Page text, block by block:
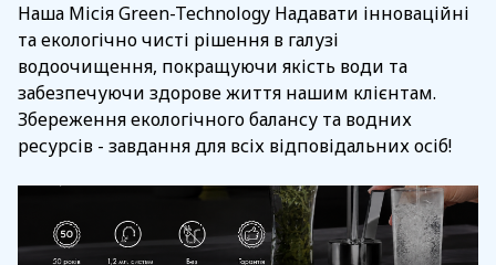
Наша Місія Green-Technology Надавати інноваційні
та екологічно чисті рішення в галузі
водоочищення, покращуючи якість води та
забезпечуючи здорове життя нашим клієнтам.
Збереження екологічного балансу та водних
ресурсів - завдання для всіх відповідальних осіб!